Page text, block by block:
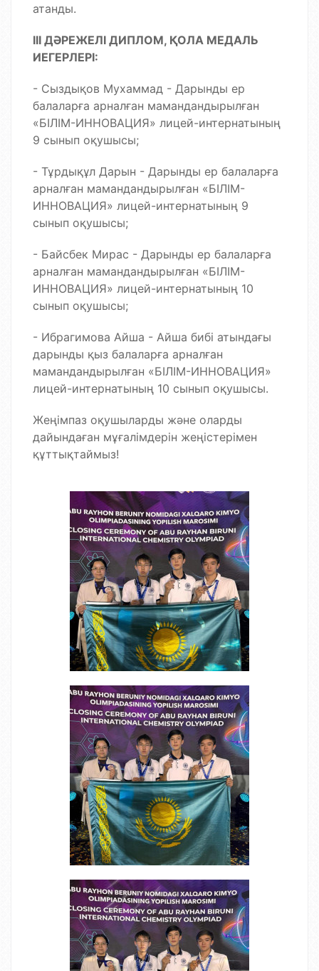
атанды.
ІІІ ДӘРЕЖЕЛІ ДИПЛОМ, ҚОЛА МЕДАЛЬ
ИЕГЕРЛЕРІ:
- Сыздықов Мухаммад - Дарынды ер
балаларға арналған мамандандырылған
«БІЛІМ-ИННОВАЦИЯ» лицей-интернатының
9 сынып оқушысы;
- Тұрдықұл Дарын - Дарынды ер балаларға
арналған мамандандырылған «БІЛІМ-
ИННОВАЦИЯ» лицей-интернатының 9
сынып оқушысы;
- Байсбек Мирас - Дарынды ер балаларға
арналған мамандандырылған «БІЛІМ-
ИННОВАЦИЯ» лицей-интернатының 10
сынып оқушысы;
- Ибрагимова Айша - Айша бибі атындағы
дарынды қыз балаларға арналған
мамандандырылған «БІЛІМ-ИННОВАЦИЯ»
лицей-интернатының 10 сынып оқушысы.
Жеңімпаз оқушыларды және оларды
дайындаған мұғалімдерін жеңістерімен
құттықтаймыз!